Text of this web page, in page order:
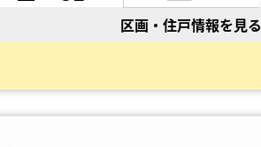
区画・住戸情報を見る